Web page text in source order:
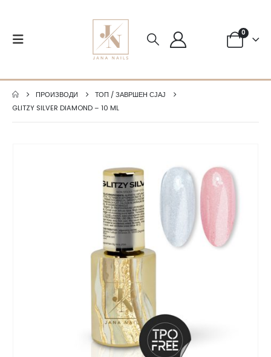
0
ПРОИЗВОДИ
ТОП / ЗАВРШЕН СЈАЈ
GLITZY SILVER DIAMOND – 10 ML